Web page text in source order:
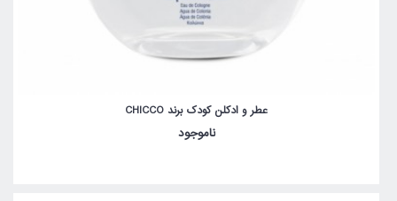
عطر و ادکلن کودک برند CHICCO
ناموجود